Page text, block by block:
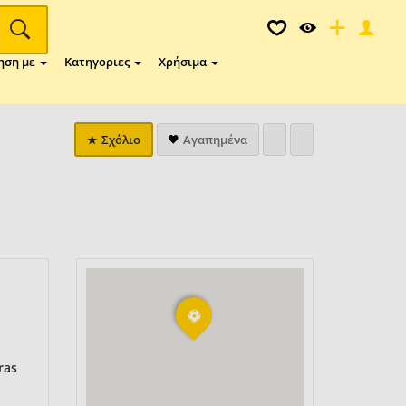
με Κατηγοριες Χρήσιμα
Σχόλιο Αγαπημένα